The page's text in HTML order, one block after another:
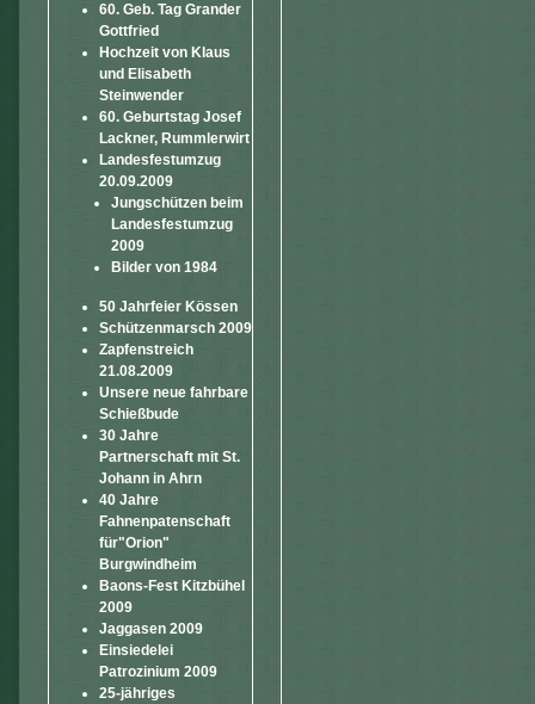
60. Geb. Tag Grander
Gottfried
Hochzeit von Klaus
und Elisabeth
Steinwender
60. Geburtstag Josef
Lackner, Rummlerwirt
Landesfestumzug
20.09.2009
Jungschützen beim
Landesfestumzug
2009
Bilder von 1984
50 Jahrfeier Kössen
Schützenmarsch 2009
Zapfenstreich
21.08.2009
Unsere neue fahrbare
Schießbude
30 Jahre
Partnerschaft mit St.
Johann in Ahrn
40 Jahre
Fahnenpatenschaft
für"Orion"
Burgwindheim
Baons-Fest Kitzbühel
2009
Jaggasen 2009
Einsiedelei
Patrozinium 2009
25-jähriges